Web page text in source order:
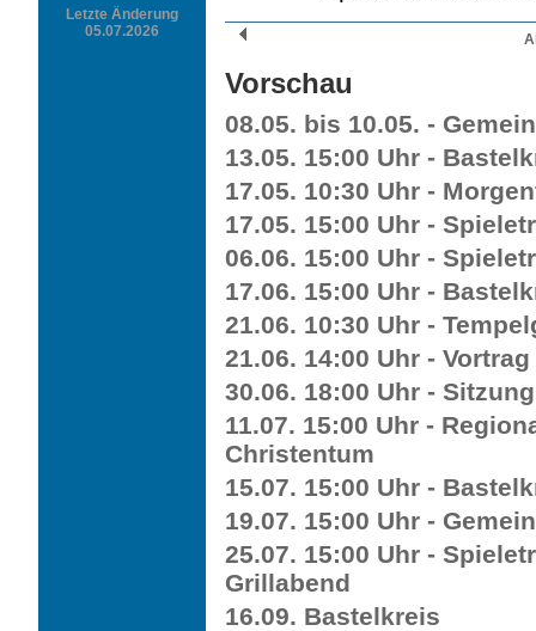
Letzte Änderung
05.07.2026
Vorschau
08.05. bis 10.05. -
13.05. 15:00 Uhr -
17.05. 10:30 Uhr -
17.05. 15:00 Uhr -
06.06. 15:00 Uhr -
17.06. 15:00 Uhr -
21.06. 10:30 Uhr -
21.06. 14:00 Uhr -
30.06. 18:00 Uhr -
11.07. 15:00 Uhr -
Christentum
15.07. 15:00 Uhr -
19.07. 15:00 Uhr -
25.07. 15:00 Uhr -
Grillabend
16.09. Bastelkreis